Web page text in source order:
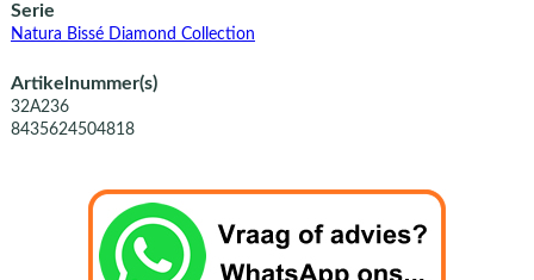
Serie
Natura Bissé Diamond Collection
Artikelnummer(s)
32A236
8435624504818